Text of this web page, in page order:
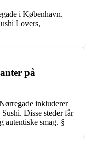
i København.
Lovers,
på
inkluderer
Disse steder får
autentiske smag. §